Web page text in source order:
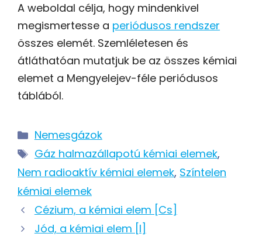
A weboldal célja, hogy mindenkivel
megismertesse a periódusos rendszer
összes elemét. Szemléletesen és
átláthatóan mutatjuk be az összes kémiai
elemet a Mengyelejev-féle periódusos
táblából.
Kategória
Nemesgázok
Címkék
Gáz halmazállapotú kémiai elemek,
Nem radioaktív kémiai elemek, Színtelen
kémiai elemek
Post
navigation
Cézium, a kémiai elem [Cs]
Jód, a kémiai elem [I]